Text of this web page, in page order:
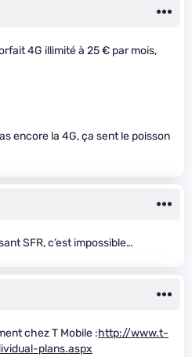
4G illimité à 25 € par mois,
encore la 4G, ça sent le poisson
SFR, c’est impossible…
chez T Mobile :http://www.t-
plans.aspx